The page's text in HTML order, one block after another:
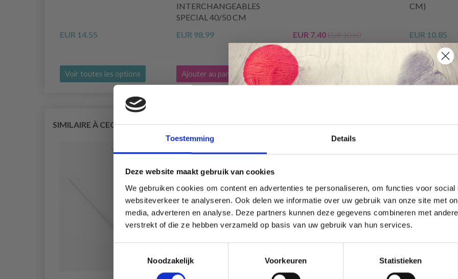
Toestemming Details
Deze website maakt gebruik van cookies
We gebruiken cookies om content en advertenties te personaliseren, om functies voor social
websiteverkeer te analyseren. Ook delen we informatie over uw gebruik van onze site met
media, adverteren en analyse. Deze partners kunnen deze gegevens combineren met
verstrekt of die ze hebben verzameld op basis van uw gebruik van hun services.
Noodzakelijk
Voorkeuren Statistieken
EUR 14.55
Voir toutes les options
INTERCHANGEABLES
SPECIAL 40/50 CM
EUR 98.99
Ajouter au panier
EUR 7.40EUR 10.60
Voir toutes les options
CM)
EUR 10.85
Voir toutes
SIMILAIRE À CECI
Économisez jusqu'à 50 %
offres limitées en vous inscrivant à notre
newsletter gratuite !
Oui, inscrivez-moi !